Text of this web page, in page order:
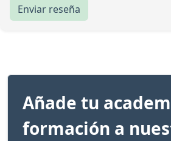
Enviar reseña
Añade tu
formación a